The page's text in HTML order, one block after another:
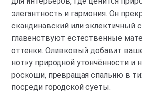
элегантность и гармония. Он
скандинавский или эклектичный
главенствуют естественные
оттенки. Оливковый добавит
нотку природной утончённости и
роскоши, превращая спальню в
посреди городской суеты.